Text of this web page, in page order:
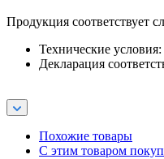
Продукция соответствует
Технические
Декларация
Похожие товары
С этим товаром